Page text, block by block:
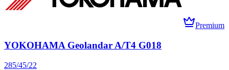
Premium
YOKOHAMA Geolandar A/T4 G018
285/45/22